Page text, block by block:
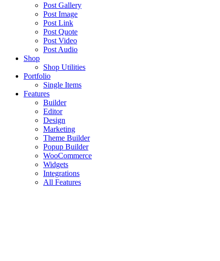
Post Gallery
Post Image
Post Link
Post Quote
Post Video
Post Audio
Shop
Shop Utilities
Portfolio
Single Items
Features
Builder
Editor
Design
Marketing
Theme Builder
Popup Builder
WooCommerce
Widgets
Integrations
All Features